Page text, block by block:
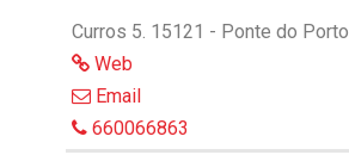
Curros 5. 15121 - Ponte do Porto
Web
Email
660066863